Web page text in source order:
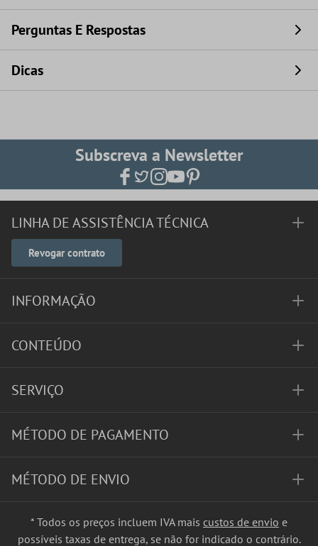
Perguntas E Respostas
Dicas
Subscreva a Newsletter
LINHA DE ASSISTÊNCIA TÉCNICA
Revogar contrato
INFORMAÇÃO
CONTEÚDO
SERVIÇO
MÉTODO DE PAGAMENTO
MÉTODO DE ENVIO
* Todos os preços incluem IVA mais custos de envio e
possíveis taxas de entrega, se não for indicado o contrário.